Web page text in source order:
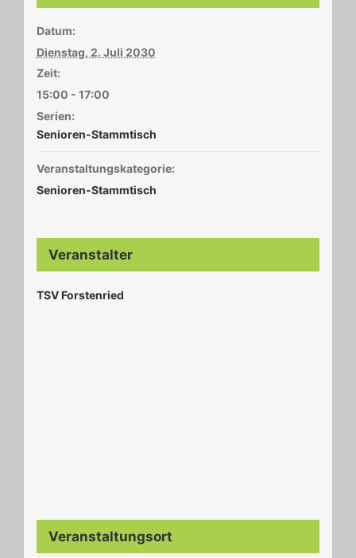
Datum:
Dienstag, 2. Juli 2030
Zeit:
15:00 - 17:00
Serien:
Senioren-Stammtisch
Veranstaltungskategorie:
Senioren-Stammtisch
Veranstalter
TSV Forstenried
Veranstaltungsort